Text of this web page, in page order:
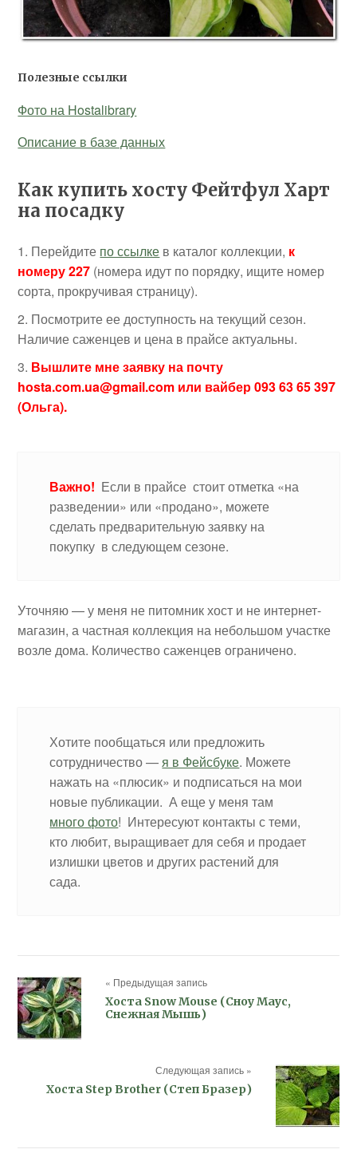
Полезные ссылки
Фото на Hostalibrary
Описание в базе данных
Как купить хосту Фейтфул Харт
на посадку
Перейдите по ссылке в каталог коллекции, к
номеру227 (номера идут по порядку, ищите номер
сорта, прокручивая страницу).
Посмотрите ее доступность на текущий сезон.
Наличие саженцев и цена в прайсе актуальны.
Вышлите мне заявку на почту
hosta.com.ua@gmail.com или вайбер 093 63 65 397
(Ольга).
Важно! Если в прайсе стоит отметка «на
разведении» или «продано», можете
сделать предварительную заявку на
покупку в следующем сезоне.
Уточняю — у меня не питомник хост и не интернет-
магазин, а частная коллекция на небольшом участке
возле дома. Количество саженцев ограничено.
Хотите пообщаться или предложить
сотрудничество —я в Фейсбуке. Можете
нажать на «плюсик» и подписаться на мои
новые публикации. А еще у меня там
много фото! Интересуют контакты с теми,
кто любит, выращивает для себя и продает
излишки цветов и других растений для
сада.
« Предыдущая запись
Хоста Snow Mouse (Сноу Маус,
Снежная Мышь)
Следующая запись »
Хоста Step Brother (Степ Бразер)